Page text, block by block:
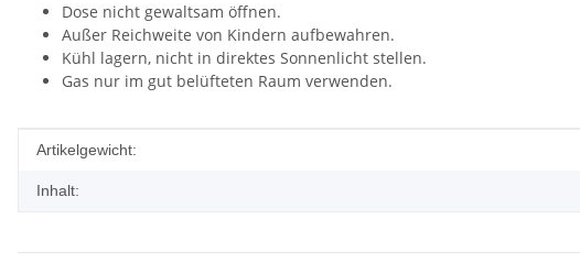
Dose nicht gewaltsam öffnen.
Außer Reichweite von Kindern aufbewahren.
Kühl lagern, nicht in direktes Sonnenlicht stellen.
Gas nur im gut belüfteten Raum verwenden.
Produkteigenschaft
Wert
Artikelgewicht:
Inhalt: